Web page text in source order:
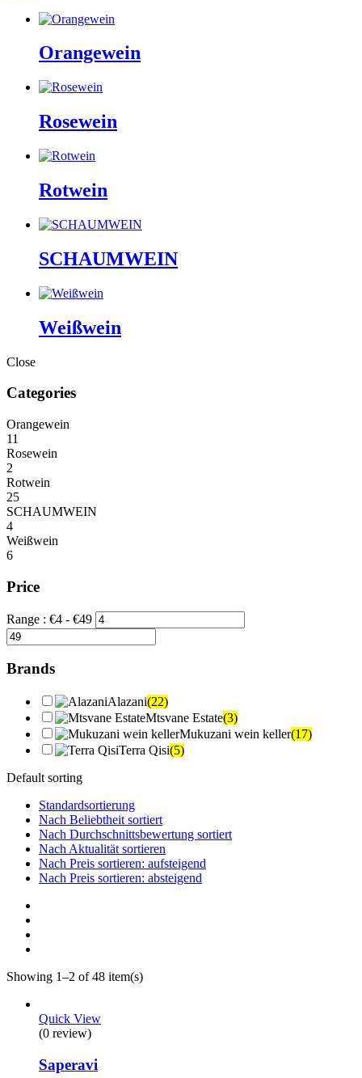
Orangewein
Rosewein
Rotwein
SCHAUMWEIN
Weißwein
Close
Categories
Orangewein
11
Rosewein
2
Rotwein
25
SCHAUMWEIN
4
Weißwein
6
Price
Range : €4 - €49
Brands
Alazani(22)
Mtsvane Estate(3)
Mukuzani wein keller(17)
Terra Qisi(5)
Default sorting
Standardsortierung
Nach Beliebtheit sortiert
Nach Durchschnittsbewertung sortiert
Nach Aktualität sortieren
Nach Preis sortieren: aufsteigend
Nach Preis sortieren: absteigend
Showing 1–2 of 48 item(s)
Quick View
(0 review)
Saperavi